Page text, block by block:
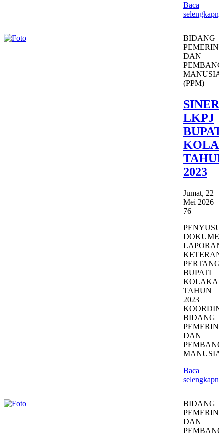
Baca
BIDANG
DAN
MANUSIA
(PPM)
LKPJ
2023
Jumat, 22
Mei 2026
76
LAPORAN
BUPATI
KOLAKA
TAHUN
2023
BIDANG
DAN
MANUSIA
Baca
BIDANG
DAN